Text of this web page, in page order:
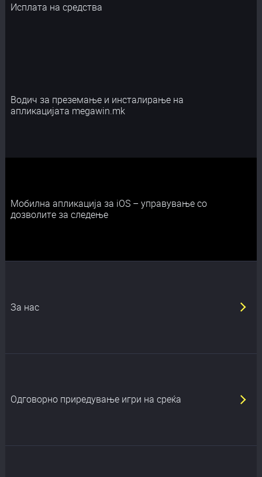
Исплата на средства
Водич за преземање и инсталирање на
апликацијата megawin.mk
Мобилна апликација за iOS – управување со
дозволите за следење
За нас
Oдговорно приредување игри на среќа